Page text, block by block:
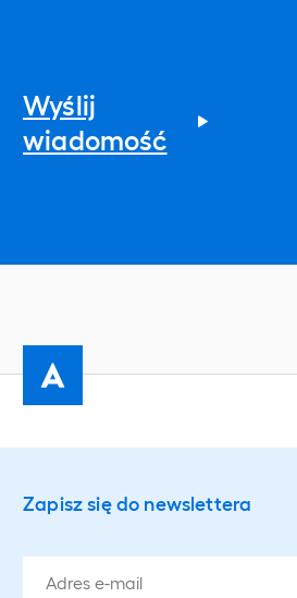
Wyślij
wiadomość
Zapisz się do newslettera